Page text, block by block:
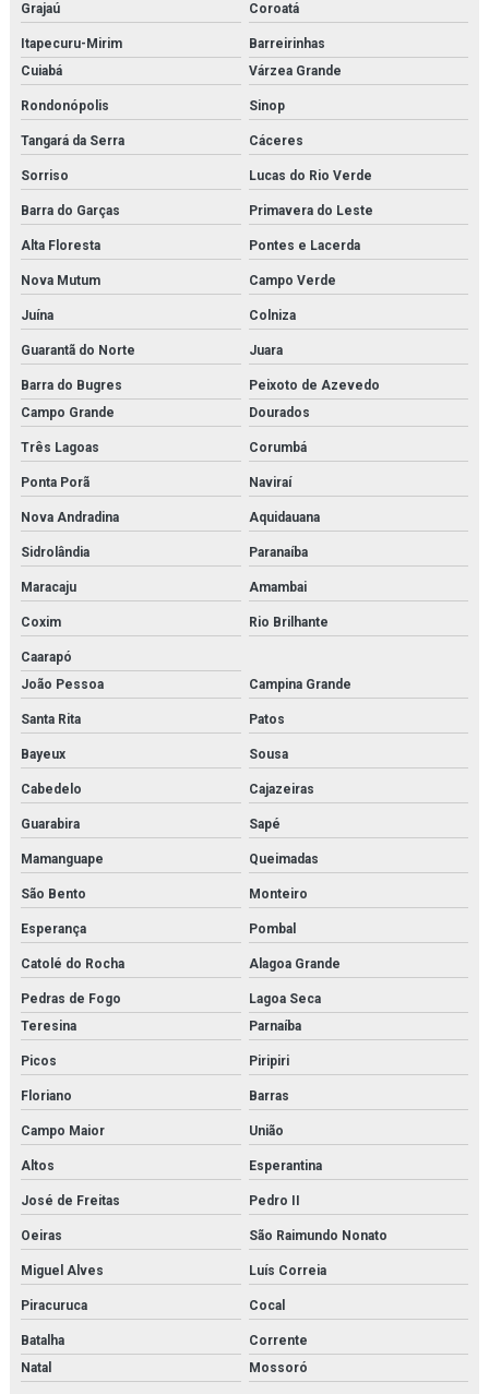
Grajaú Coroatá
Itapecuru-Mirim
Barreirinhas
Cuiabá
Várzea Grande
Rondonópolis Sinop
Tangará da Serra Cáceres
Sorriso Lucas do Rio Verde
Barra do Garças Primavera do Leste
Alta Floresta Pontes e Lacerda
Nova Mutum Campo Verde
Juína Colniza
Guarantã do Norte Juara
Barra do Bugres
Peixoto de Azevedo
Campo Grande
Dourados
Três Lagoas Corumbá
Ponta Porã Naviraí
Nova Andradina Aquidauana
Sidrolândia Paranaíba
Maracaju Amambai
Coxim Rio Brilhante
Caarapó
João Pessoa
Campina Grande
Santa Rita Patos
Bayeux Sousa
Cabedelo Cajazeiras
Guarabira Sapé
Mamanguape Queimadas
São Bento Monteiro
Esperança Pombal
Catolé do Rocha Alagoa Grande
Pedras de Fogo
Lagoa Seca
Teresina
Parnaíba
Picos Piripiri
Floriano Barras
Campo Maior União
Altos Esperantina
José de Freitas Pedro II
Oeiras São Raimundo Nonato
Miguel Alves Luís Correia
Piracuruca Cocal
Batalha
Corrente
Natal
Mossoró